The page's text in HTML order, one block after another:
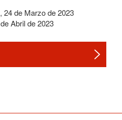
, 24de Marzode2023
deAbrilde2023